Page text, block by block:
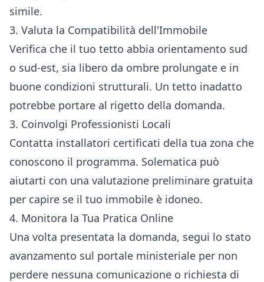
simile.
3. Valuta la Compatibilità dell'Immobile
Verifica che il tuo tetto abbia orientamento sud
o sud-est, sia libero da ombre prolungate e in
buone condizioni strutturali. Un tetto inadatto
potrebbe portare al rigetto della domanda.
3. Coinvolgi Professionisti Locali
Contatta installatori certificati della tua zona che
conoscono il programma. Solematica può
aiutarti con una valutazione preliminare gratuita
per capire se il tuo immobile è idoneo.
4. Monitora la Tua Pratica Online
Una volta presentata la domanda, segui lo stato
avanzamento sul portale ministeriale per non
perdere nessuna comunicazione o richiesta di